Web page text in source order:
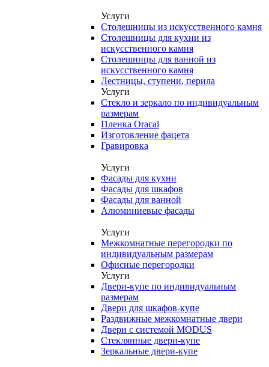
Услуги
Столешницы из искусственного камня
Столешницы для кухни из
искусственного камня
Столешницы для ванной из
искусственного камня
Лестницы, ступени, перила
Услуги
Стекло и зеркало по индивидуальным
размерам
Пленка Oracal
Изготовление фацета
Гравировка
Услуги
Фасады для кухни
Фасады для шкафов
Фасады для ванной
Алюминиевые фасады
Услуги
Межкомнатные перегородки по
индивидуальным размерам
Офисные перегородки
Услуги
Двери-купе по индивидуальным
размерам
Двери для шкафов-купе
Раздвижные межкомнатные двери
Двери с системой MODUS
Стеклянные двери-купе
Зеркальные двери-купе